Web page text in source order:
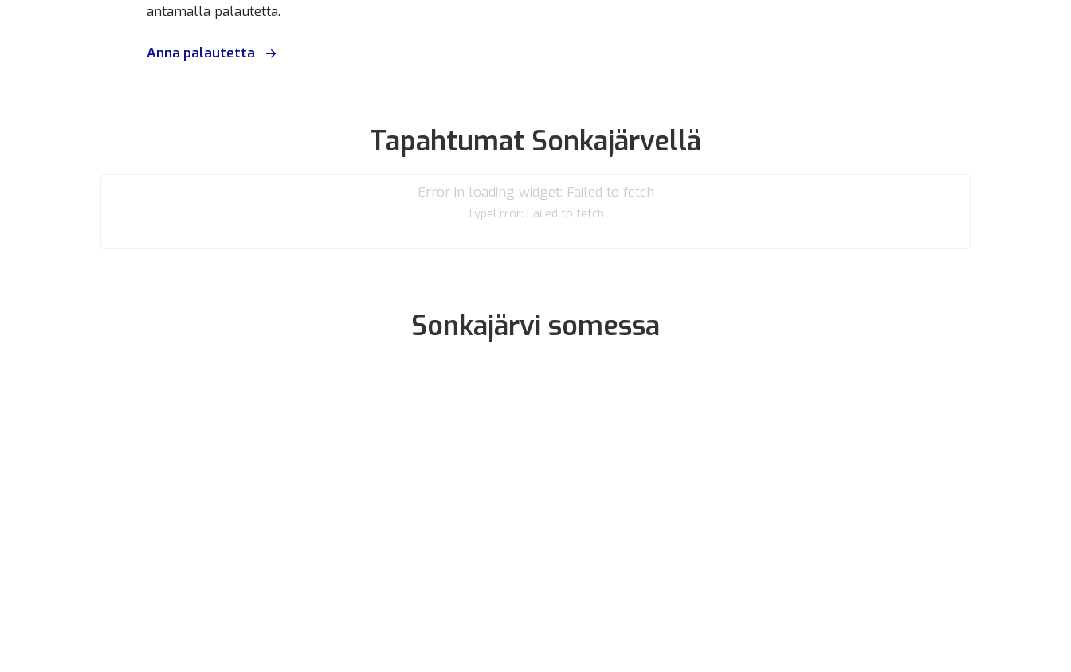
antamalla palautetta.
Anna palautetta
Tapahtumat Sonkajärvellä
Error in loading widget: Failed to fetch
TypeError: Failed to fetch
Sonkajärvi somessa